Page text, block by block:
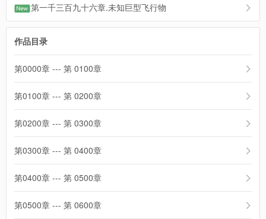
第一千三百九十六章.未知巨型飞行物
作品目录
第0000章 --- 第 0100章
第0100章 --- 第 0200章
第0200章 --- 第 0300章
第0300章 --- 第 0400章
第0400章 --- 第 0500章
第0500章 --- 第 0600章